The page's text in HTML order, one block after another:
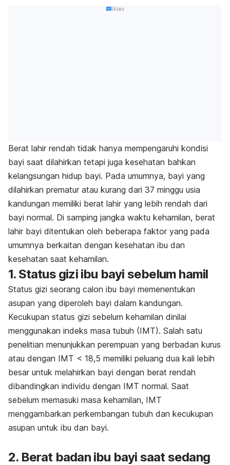
Iklan
Berat lahir rendah tidak hanya mempengaruhi kondisi
bayi saat dilahirkan tetapi juga kesehatan bahkan
kelangsungan hidup bayi. Pada umumnya, bayi yang
dilahirkan prematur atau kurang dari 37 minggu usia
kandungan memiliki berat lahir yang lebih rendah dari
bayi normal. Di samping jangka waktu kehamilan, berat
lahir bayi ditentukan oleh beberapa faktor yang pada
umumnya berkaitan dengan kesehatan ibu dan
kesehatan saat kehamilan.
1. Status gizi ibu bayi sebelum hamil
Status gizi seorang calon ibu bayi memenentukan
asupan yang diperoleh bayi dalam kandungan.
Kecukupan status gizi sebelum kehamilan dinilai
menggunakan indeks masa tubuh (IMT). Salah satu
penelitian menunjukkan perempuan yang berbadan kurus
atau dengan IMT < 18,5 memiliki peluang dua kali lebih
besar untuk melahirkan bayi dengan berat rendah
dibandingkan individu dengan IMT normal. Saat
sebelum memasuki masa kehamilan, IMT
menggambarkan perkembangan tubuh dan kecukupan
asupan untuk ibu dan bayi.
2. Berat badan ibu bayi saat sedang